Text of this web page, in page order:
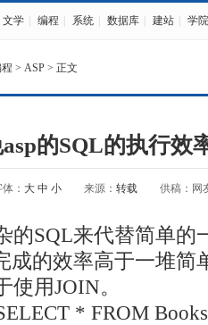
文学 编程 系统 数据库 建站 学院
> ASP > 正文
的SQL的执行效
： 大 中 小 来源： 转载 供稿：网
的SQL来代替简单的
成的效率高于一堆简
用JOIN。
* FROM